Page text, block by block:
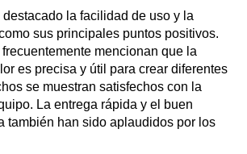
destacado la facilidad de uso y la
sus principales puntos positivos.
mencionan que la
es precisa y útil para crear diferentes
se muestran satisfechos con la
La entrega rápida y el buen
también han sido aplaudidos por los